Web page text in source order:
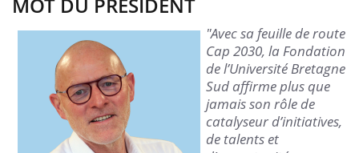
"Avec sa feuille de route
Cap 2030, la Fondation
de l’Université Bretagne
Sud affirme plus que
jamais son rôle de
catalyseur d’initiatives,
de talents et